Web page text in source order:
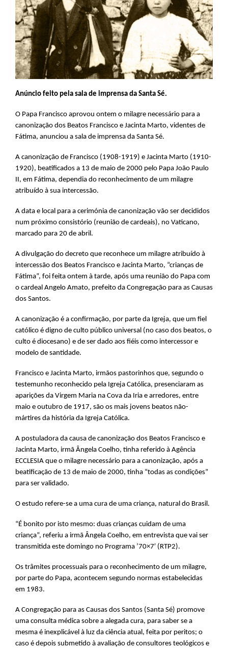
Anúncio feito pela sala de imprensa da Santa Sé.
O Papa Francisco aprovou ontem o milagre necessário para a
canonização dos Beatos Francisco e Jacinta Marto, videntes de
Fátima, anunciou a sala de imprensa da Santa Sé.
A canonização de Francisco (1908-1919) e Jacinta Marto (1910-
1920), beatificados a 13 de maio de 2000 pelo Papa João Paulo
II, em Fátima, dependia do reconhecimento de um milagre
atribuído à sua intercessão.
A data e local para a cerimónia de canonização vão ser decididos
num próximo consistório (reunião de cardeais), no Vaticano,
marcado para 20 de abril.
A divulgação do decreto que reconhece um milagre atribuído à
intercessão dos Beatos Francisco e Jacinta Marto, “crianças de
Fátima”, foi feita ontem à tarde, após uma reunião do Papa com
o cardeal Angelo Amato, prefeito da Congregação para as Causas
dos Santos.
A canonização é a confirmação, por parte da Igreja, que um fiel
católico é digno de culto público universal (no caso dos beatos, o
culto é diocesano) e de ser dado aos fiéis como intercessor e
modelo de santidade.
Francisco e Jacinta Marto, irmãos pastorinhos que, segundo o
testemunho reconhecido pela Igreja Católica, presenciaram as
aparições da Virgem Maria na Cova da Iria e arredores, entre
maio e outubro de 1917, são os mais jovens beatos não-
mártires da história da Igreja Católica.
A postuladora da causa de canonização dos Beatos Francisco e
Jacinta Marto, irmã Ângela Coelho, tinha referido à Agência
ECCLESIA que o milagre necessário para a canonização, após a
beatificação de 13 de maio de 2000, tinha “todas as condições”
para ser validado.
O estudo refere-se a uma cura de uma criança, natural do Brasil.
“É bonito por isto mesmo: duas crianças cuidam de uma
criança”, referiu a irmã Ângela Coelho, em entrevista que vai ser
transmitida este domingo no Programa ’70×7′ (RTP2).
Os trâmites processuais para o reconhecimento de um milagre,
por parte do Papa, acontecem segundo normas estabelecidas
em 1983.
A Congregação para as Causas dos Santos (Santa Sé) promove
uma consulta médica sobre a alegada cura, para saber se a
mesma é inexplicável à luz da ciência atual, feita por peritos; o
caso é depois submetido à avaliação de consultores teológicos e